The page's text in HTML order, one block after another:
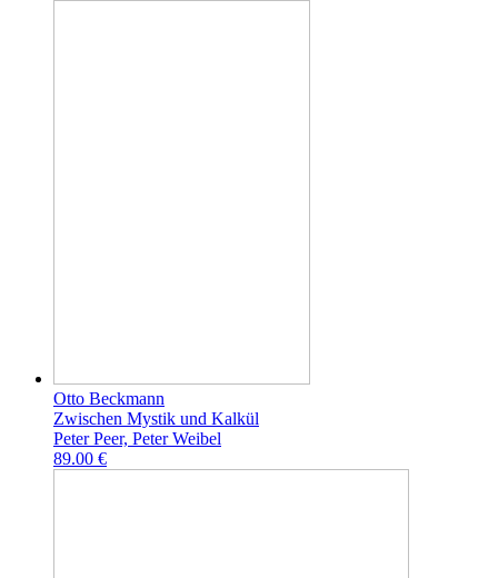
Otto Beckmann
Zwischen Mystik und Kalkül
Peter Peer, Peter Weibel
89.00 €